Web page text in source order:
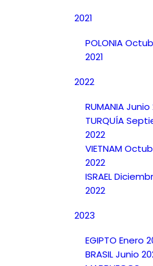
2021
POLONIA
2021
2022
RUMANIA Junio
TURQUÍA
2022
VIETNAM
2022
ISRAEL
2022
2023
EGIPTO Enero
BRASIL Junio